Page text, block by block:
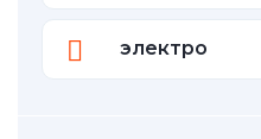
электро